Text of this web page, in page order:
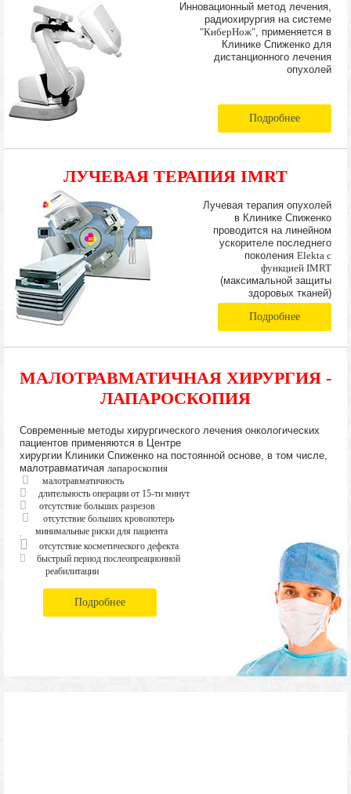
Инновационный метод лечения,
радиохирургия на системе
"КиберНож" , применяется в
Клинике Спиженко для
дистанционного лечения
опухолей
Подробнее
ЛУЧЕВАЯ ТЕРАПИЯ IMRT
Лучевая терапия опухолей
в Клинике Спиженко
проводится на линейном
ускорителе последнего
поколения Elekta с
функцией IMRT
(максимальной защиты
здоровых тканей)
Подробнее
МАЛОТРАВМАТИЧНАЯ ХИРУРГИЯ -
ЛАПАРОСКОПИЯ
Современные методы хирургического лечения онкологических
пациентов применяются в Центре
хирургии Клиники Спиженко на постоянной основе, в том числе,
малотравматичая лапароскопия
малотравматичность
длительность операции от 15-ти минут
отсутствие больших разрезов
отсутствие больших кровопотерь
минимальные риски для пациента
отсутствие косметического дефекта
быстрый период послеопреационной
реабилитации
Подробнее